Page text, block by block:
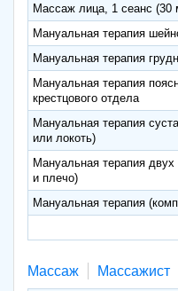
Массаж лица, 1 сеанс (30
Мануальная терапия
Мануальная терапия
Мануальная терапия
крестцового отдела
Мануальная терапия
или локоть)
Мануальная терапия
и плечо)
Мануальная терапия
Массаж Массажист